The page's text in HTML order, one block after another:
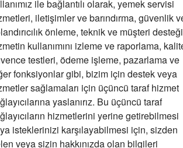
ile bağlantılı olarak, yemek servisi
iletişimler ve barındırma, güvenlik
önleme, teknik ve müşteri
kullanımını izleme ve raporlama,
testleri, ödeme işleme, pazarlama ve
fonksiyonlar gibi, bizim için destek veya
sağlamaları için üçüncü taraf hizmet
yaslanırız. Bu üçüncü taraf
hizmetlerini yerine getirebilmesi
isteklerinizi karşılayabilmesi için, sizden
veya sizin hakkınızda olan bilgileri